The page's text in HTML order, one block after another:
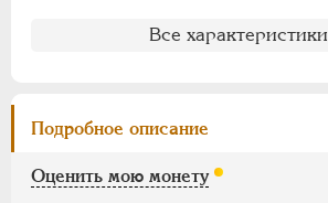
Литература и редкость
Дьяков: N
Дьяков ЗС
Семёнов: 171 (F3)
Все характеристики
Подробное описание
Оценить мою монету
1762-1762
АЛЕКСАНДР I 1801-1825
АЛЕКСАНДР II 1855-1881